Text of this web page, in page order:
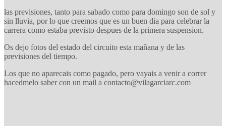
las previsiones, tanto para sabado como para domingo son de sol y
sin lluvia, por lo que creemos que es un buen dia para celebrar la
carrera como estaba previsto despues de la primera suspension.
Os dejo fotos del estado del circuito esta mañana y de las
previsiones del tiempo.
Los que no aparecais como pagado, pero vayais a venir a correr
hacedmelo saber con un mail a contacto@vilagarciarc.com